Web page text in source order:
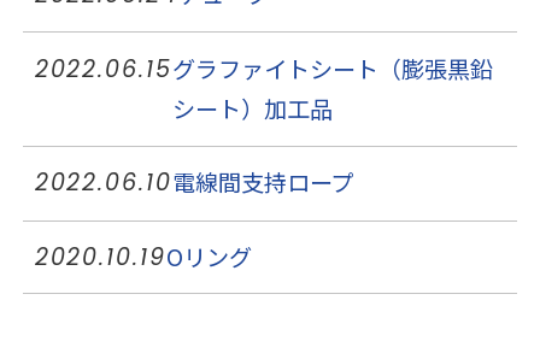
2022.06.15グラファイトシート（膨張黒鉛
シート）加工品
2022.06.10電線間支持ロープ
2020.10.19Oリング